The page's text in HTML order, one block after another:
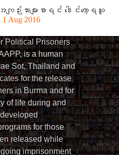
းများစာရင်း ဒေါင်းလော့ရယူ
1 Aug 2016
Political Prisoners
is a human
Sot, Thailand and
for the release
in Burma and for
of life during and
for those
released while
imprisonment